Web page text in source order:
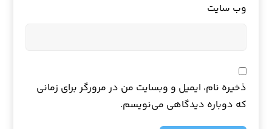
وب‌ سایت
ذخیره نام، ایمیل و وبسایت من در مرورگر برای زمانی
که دوباره دیدگاهی می‌نویسم.